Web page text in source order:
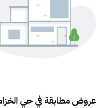
عروض مطابقة فيحي